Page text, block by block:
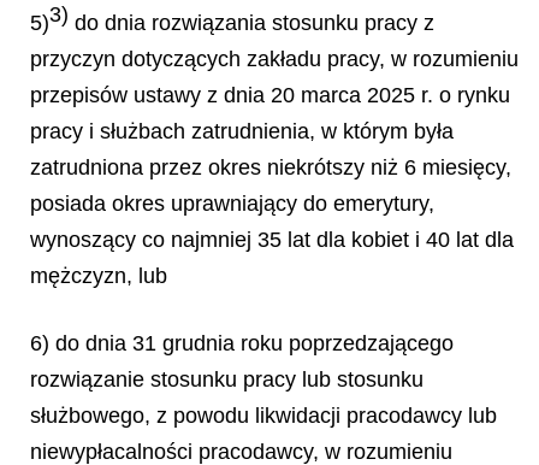
5)3) do dnia rozwiązania stosunku pracy z
przyczyn dotyczących zakładu pracy, w rozumieniu
przepisów ustawy z dnia 20 marca 2025 r. o rynku
pracy i służbach zatrudnienia, w którym była
zatrudniona przez okres niekrótszy niż 6 miesięcy,
posiada okres uprawniający do emerytury,
wynoszący co najmniej 35 lat dla kobiet i 40 lat dla
mężczyzn, lub
6) do dnia 31 grudnia roku poprzedzającego
rozwiązanie stosunku pracy lub stosunku
służbowego, z powodu likwidacji pracodawcy lub
niewypłacalności pracodawcy, w rozumieniu